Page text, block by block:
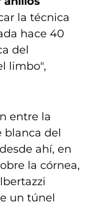
la técnica
hace 40
del
limbo",
entre la
blanca del
ahí, en
la córnea,
un túnel